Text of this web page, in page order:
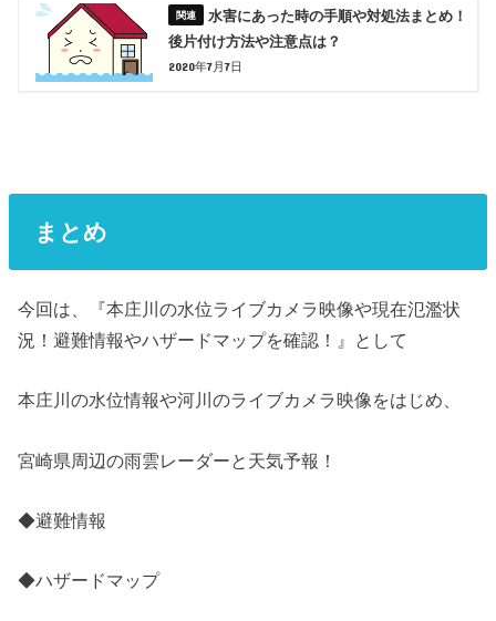
水害にあった時の手順や対処法まとめ！
後片付け方法や注意点は？
2020年7月7日
まとめ
今回は、『本庄川の水位ライブカメラ映像や現在氾濫状
況！避難情報やハザードマップを確認！』として
本庄川の水位情報や河川のライブカメラ映像をはじめ、
宮崎県周辺の雨雲レーダーと天気予報！
◆避難情報
◆ハザードマップ